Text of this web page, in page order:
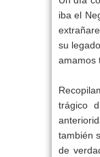
iba el
su
amamos
trágico
también
de